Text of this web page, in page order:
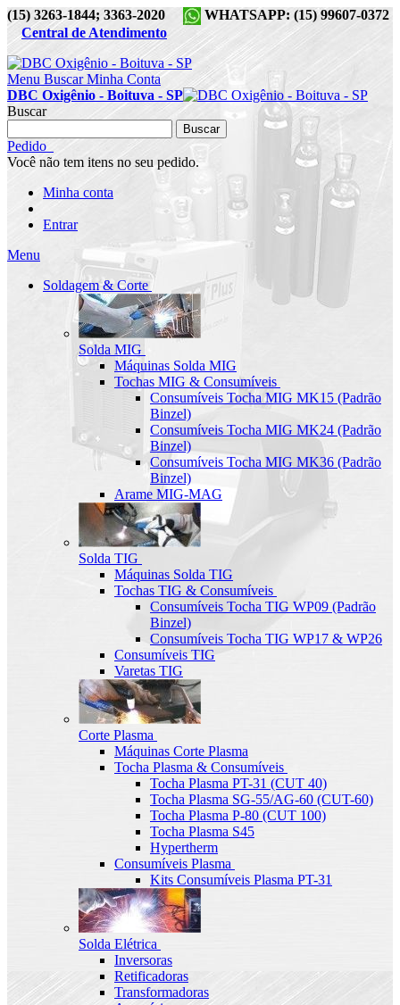
(15) 3263-1844; 3363-2020
WHATSAPP: (15) 99607-0372
Central de Atendimento
Menu Buscar Minha Conta
DBC Oxigênio - Boituva - SP
Buscar
Buscar
Pedido
Você não tem itens no seu pedido.
Minha conta
Entrar
Menu
Soldagem & Corte
Solda MIG
Máquinas Solda MIG
Tochas MIG & Consumíveis
Consumíveis Tocha MIG MK15 (Padrão
Binzel)
Consumíveis Tocha MIG MK24 (Padrão
Binzel)
Consumíveis Tocha MIG MK36 (Padrão
Binzel)
Arame MIG-MAG
Solda TIG
Máquinas Solda TIG
Tochas TIG & Consumíveis
Consumíveis Tocha TIG WP09 (Padrão
Binzel)
Consumíveis Tocha TIG WP17 & WP26
Consumíveis TIG
Varetas TIG
Corte Plasma
Máquinas Corte Plasma
Tocha Plasma & Consumíveis
Tocha Plasma PT-31 (CUT 40)
Tocha Plasma SG-55/AG-60 (CUT-60)
Tocha Plasma P-80 (CUT 100)
Tocha Plasma S45
Hypertherm
Consumíveis Plasma
Kits Consumíveis Plasma PT-31
Solda Elétrica
Inversoras
Retificadoras
Transformadoras